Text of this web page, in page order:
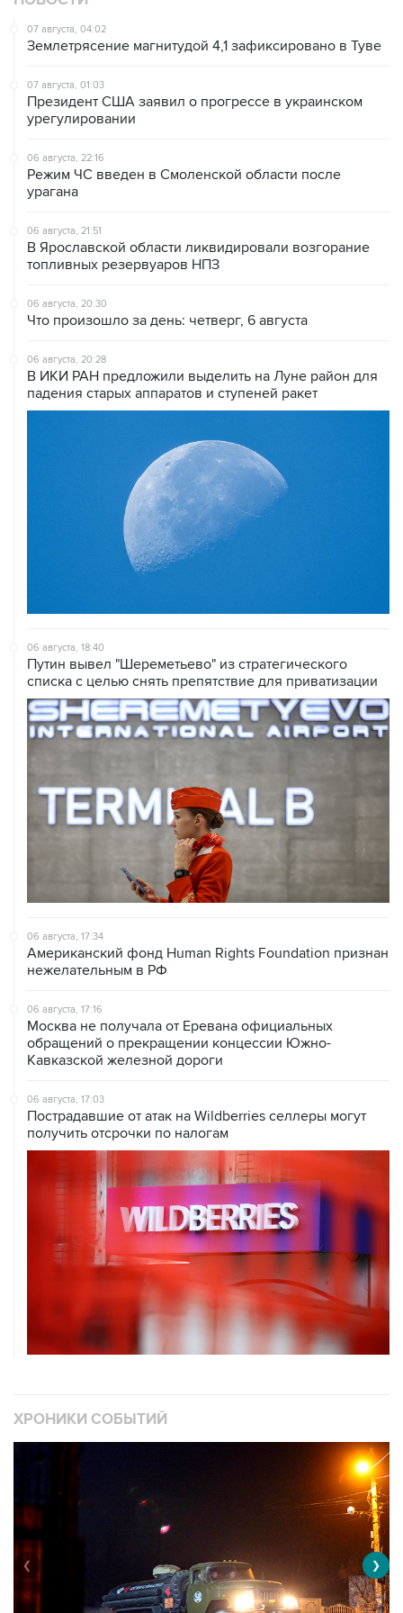
07 августа, 04:02
Землетрясение магнитудой 4,1 зафиксировано в Туве
07 августа, 01:03
Президент США заявил о прогрессе в украинском
урегулировании
06 августа, 22:16
Режим ЧС введен в Смоленской области после
урагана
06 августа, 21:51
В Ярославской области ликвидировали возгорание
топливных резервуаров НПЗ
06 августа, 20:30
Что произошло за день: четверг, 6 августа
06 августа, 20:28
В ИКИ РАН предложили выделить на Луне район для
падения старых аппаратов и ступеней ракет
06 августа, 18:40
Путин вывел "Шереметьево" из стратегического
списка с целью снять препятствие для приватизации
06 августа, 17:34
Американский фонд Human Rights Foundation признан
нежелательным в РФ
06 августа, 17:16
Москва не получала от Еревана официальных
обращений о прекращении концессии Южно-
Кавказской железной дороги
06 августа, 17:03
Пострадавшие от атак на Wildberries селлеры могут
получить отсрочки по налогам
ХРОНИКИ СОБЫТИЙ
❮ ❯